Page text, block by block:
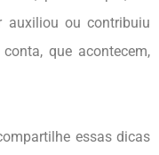
auxiliou ou contribuiu
que acontecem,
essas dicas